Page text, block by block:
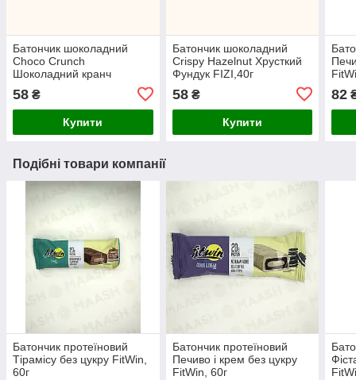
Батончик шоколадний
Choco Crunch
Шоколадний кранч
58 ₴
Купити
Батончик шоколадний
Crispy Hazelnut Хрусткий
Фундук FIZI,40г
58₴
Купити
82
Подібні товари компанії
Батончик протеїновий
Тірамісу без цукру FitWin,
60г
Батончик протеїновий
Печиво і крем без цукру
FitWin, 60г